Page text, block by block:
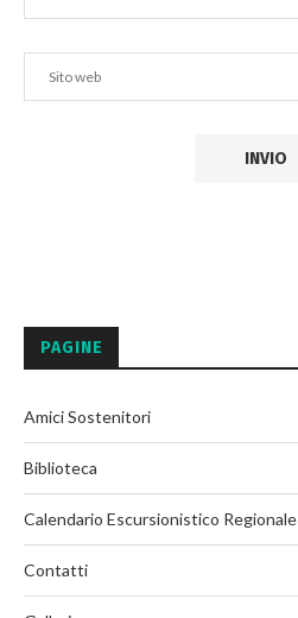
PAGINE
Amici Sostenitori
Biblioteca
Calendario Escursionistico Regionale
Contatti